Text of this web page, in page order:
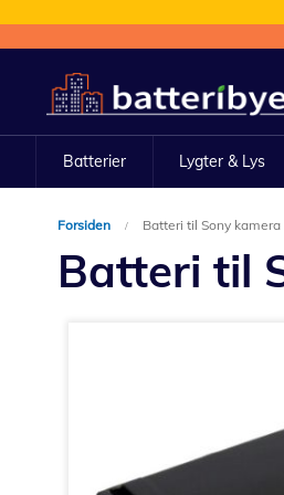
to
Content
Batterier Lygter & Lys
Forsiden Batteri til Sony
Batteri til